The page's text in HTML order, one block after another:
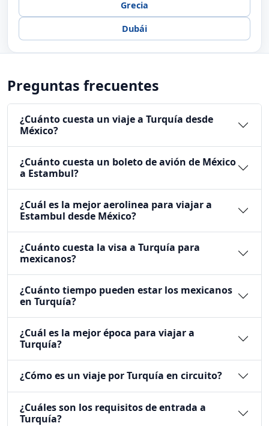
Grecia
Dubái
Preguntas frecuentes
¿Cuánto cuesta un viaje a Turquía desde
México?
¿Cuánto cuesta un boleto de avión de México
a Estambul?
¿Cuál es la mejor aerolinea para viajar a
Estambul desde México?
¿Cuánto cuesta la visa a Turquía para
mexicanos?
¿Cuánto tiempo pueden estar los mexicanos
en Turquía?
¿Cuál es la mejor época para viajar a
Turquía?
¿Cómo es un viaje por Turquía en circuito?
¿Cuáles son los requisitos de entrada a
Turquía?